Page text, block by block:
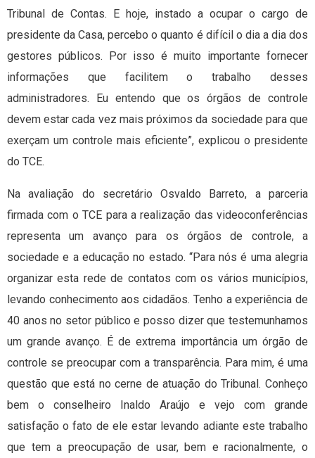
Tribunal de Contas. E hoje, instado a ocupar o cargo de
presidente da Casa, percebo o quanto é difícil o dia a dia dos
gestores públicos. Por isso é muito importante fornecer
informações que facilitem o trabalho desses
administradores. Eu entendo que os órgãos de controle
devem estar cada vez mais próximos da sociedade para que
exerçam um controle mais eficiente”, explicou o presidente
do TCE.
Na avaliação do secretário Osvaldo Barreto, a parceria
firmada com o TCE para a realização das videoconferências
representa um avanço para os órgãos de controle, a
sociedade e a educação no estado. “Para nós é uma alegria
organizar esta rede de contatos com os vários municípios,
levando conhecimento aos cidadãos. Tenho a experiência de
40 anos no setor público e posso dizer que testemunhamos
um grande avanço. É de extrema importância um órgão de
controle se preocupar com a transparência. Para mim, é uma
questão que está no cerne de atuação do Tribunal. Conheço
bem o conselheiro Inaldo Araújo e vejo com grande
satisfação o fato de ele estar levando adiante este trabalho
que tem a preocupação de usar, bem e racionalmente, o